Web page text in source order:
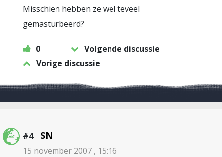
Misschien hebben ze wel teveel
gemasturbeerd?
0
Volgende discussie
Vorige discussie
#4 SN
15 november 2007 , 15:16